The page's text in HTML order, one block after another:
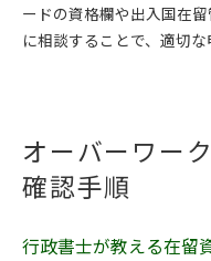
ードの資格欄や出入国在
に相談することで、適切な
オーバーワー
確認手順
行政書士が教える在留